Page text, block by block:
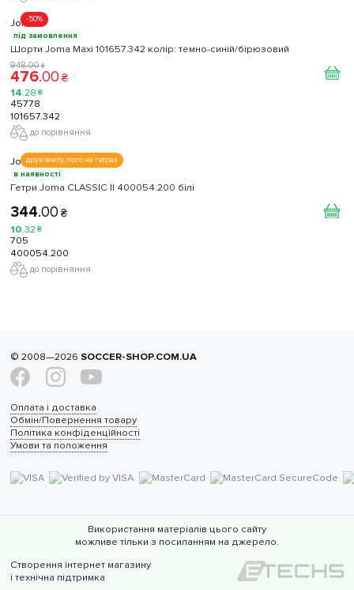
-50%
Joma
під замовлення
Шорти Joma Maxi 101657.342 колір: темно-синій/бірюзовий
948.00 ₴
476.00 ₴
14.28 ₴
45778
101657.342
до порівняння
друк тексту, лого на гетрах
Joma
в наявності
Гетри Joma CLASSIC II 400054.200 білі
344.00 ₴
10.32 ₴
705
400054.200
до порівняння
© 2008—2026 SOCCER-SHOP.COM.UA
Оплата і доставка
Обмін/Повернення товару
Політика конфіденційності
Умови та положення
Використання матеріалів цього сайту
можливе тільки з посиланням на джерело.
Створення інтернет магазину
і технічна підтримка